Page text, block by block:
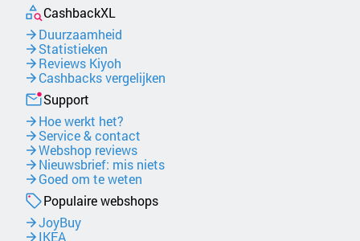
CashbackXL
Duurzaamheid
Statistieken
Reviews Kiyoh
Cashbacks vergelijken
Support
Hoe werkt het?
Service & contact
Webshop reviews
Nieuwsbrief: mis niets
Goed om te weten
Populaire webshops
JoyBuy
IKEA